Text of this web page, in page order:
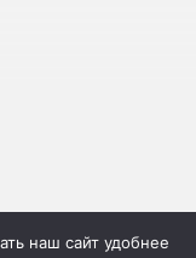
наш сайт удобнее